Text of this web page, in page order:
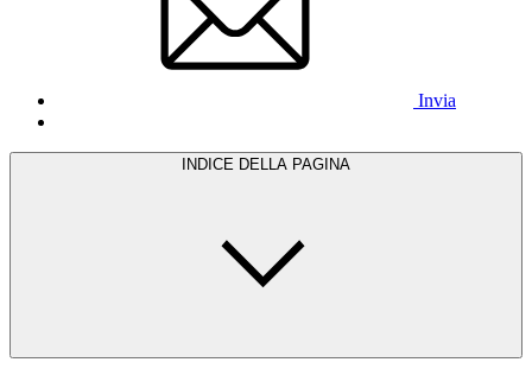
Invia
INDICE DELLA PAGINA